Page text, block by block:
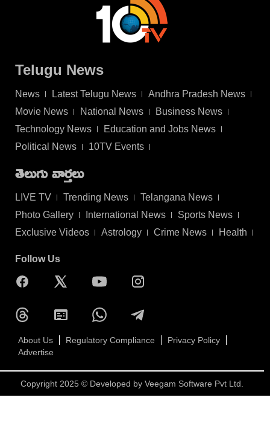
Telugu News
News Latest Telugu News
Andhra Pradesh News
Movie News
National News
Business News
Technology News
Education and Jobs News
Political News
10TV Events
తెలుగు వార్తలు
LIVE TV Trending News
Telangana News
Photo Gallery
International News
Sports News
Exclusive Videos
Astrology Crime News Health
Follow Us
About Us Regulatory Compliance
Privacy Policy
Advertise
Copyright 2025 © Developed by Veegam Software Pvt Ltd.